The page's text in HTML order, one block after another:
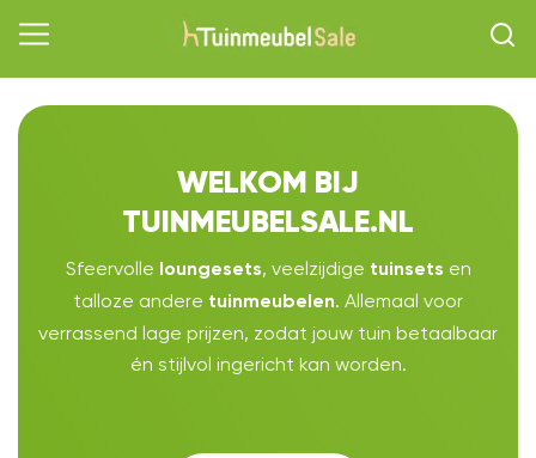
WELKOM BIJ
TUINMEUBELSALE.NL
Sfeervolle loungesets, veelzijdige tuinsets en
talloze andere tuinmeubelen. Allemaal voor
verrassend lage prijzen, zodat jouw tuin betaalbaar
én stijlvol ingericht kan worden.